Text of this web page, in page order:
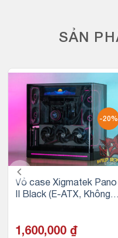
SẢN
-20%
Vỏ case Xigmatek Pano
II Black (E-ATX, Không f
1,600,000 ₫